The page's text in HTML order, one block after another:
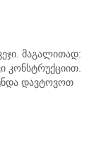
მაგალითად:
კონსტრუქციით.
დავტოვოთ